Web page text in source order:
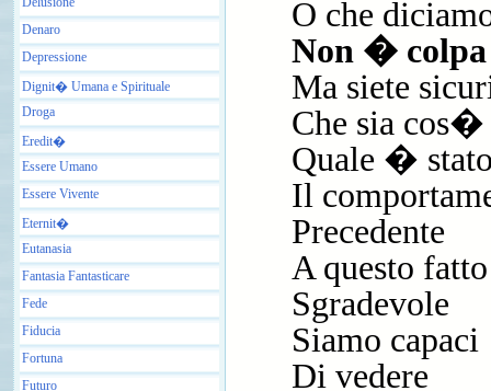
Denaro
Depressione
Dignit� Umana e Spirituale
Droga
Eredit�
Essere Umano
Essere Vivente
Eternit�
Eutanasia
Fantasia Fantasticare
Fede
Fiducia
Fortuna
Futuro
O che
Non �
Ma siete
Che sia cos�
Quale �
Il
Precedente
A questo fatto
Sgradevole
Siamo capaci
Di vedere